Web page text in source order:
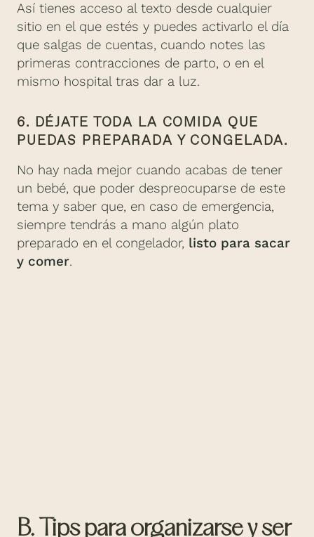
Así tienes acceso al texto desde cualquier
sitio en el que estés y puedes activarlo el día
que salgas de cuentas, cuando notes las
primeras contracciones de parto, o en el
mismo hospital tras dar a luz.
6. DÉJATE TODA LA COMIDA QUE
PUEDAS PREPARADA Y CONGELADA.
No hay nada mejor cuando acabas de tener
un bebé, que poder despreocuparse de este
tema y saber que, en caso de emergencia,
siempre tendrás a mano algún plato
preparado en el congelador, listo para sacar
y comer.
B. Tips para organizarse y ser